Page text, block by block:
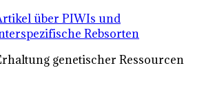
über PIWIs und
Rebsorten
genetischer Ressourcen